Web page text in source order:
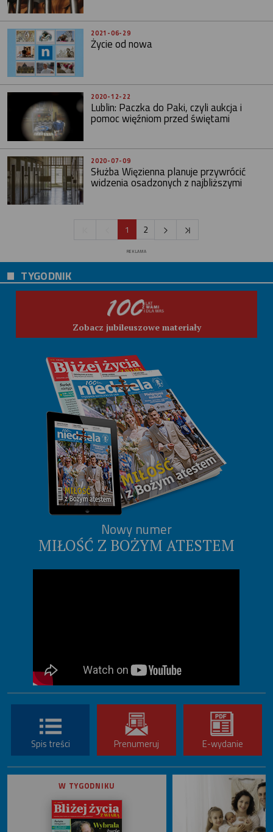
2021-06-29
Życie od nowa
2020-12-22
Lublin: Paczka do Paki, czyli aukcja i
pomoc więźniom przed świętami
2020-07-09
Służba Więzienna planuje przywrócić
widzenia osadzonych z najbliższymi
1 2
REKLAMA
TYGODNIK
Zobacz jubileuszowe materiały
Nowy numer
MIŁOŚĆ Z BOŻYM ATESTEM
Spis treści Prenumeruj E-wydanie
W TYGODNIKU